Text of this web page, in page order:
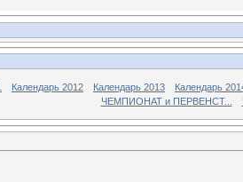
Календарь 2012 Календарь 2013
Календарь
ЧЕМПИОНАТ и ПЕРВЕНСТ...